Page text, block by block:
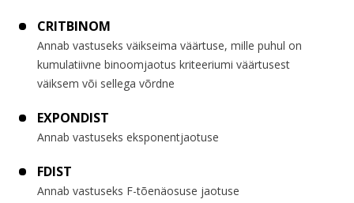
CRITBINOM
Annab vastuseks väikseima väärtuse, mille puhul on
kumulatiivne binoomjaotus kriteeriumi väärtusest
väiksem või sellega võrdne
EXPONDIST
Annab vastuseks eksponentjaotuse
FDIST
Annab vastuseks F-tõenäosuse jaotuse